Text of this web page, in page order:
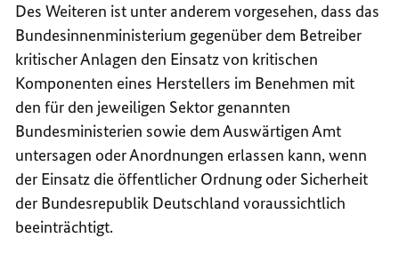
Des Weiteren ist unter anderem vorgesehen, dass das
Bundesinnenministerium gegenüber dem Betreiber
kritischer Anlagen den Einsatz von kritischen
Komponenten eines Herstellers im Benehmen mit
den für den jeweiligen Sektor genannten
Bundesministerien sowie dem Auswärtigen Amt
untersagen oder Anordnungen erlassen kann, wenn
der Einsatz die öffentlicher Ordnung oder Sicherheit
der Bundesrepublik Deutschland voraussichtlich
beeinträchtigt.